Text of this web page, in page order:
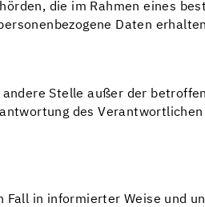
die im Rahmen eines
Daten
Stelle außer der
des
in informierter Weise und